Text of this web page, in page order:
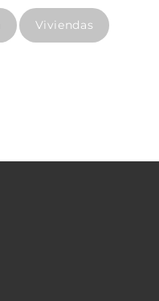
Viviendas